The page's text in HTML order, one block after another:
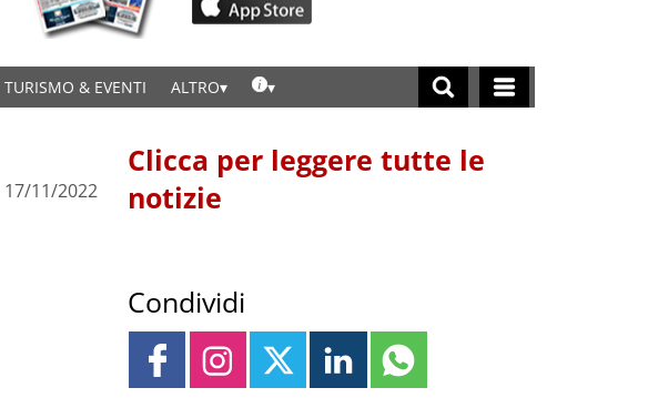
TURISMO & EVENTI ALTRO
17/11/2022
Clicca per leggere tutte le
notizie
Condividi